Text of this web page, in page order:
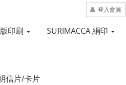
登入會員
印刷 SURIMACCA 絹印
信片/卡片